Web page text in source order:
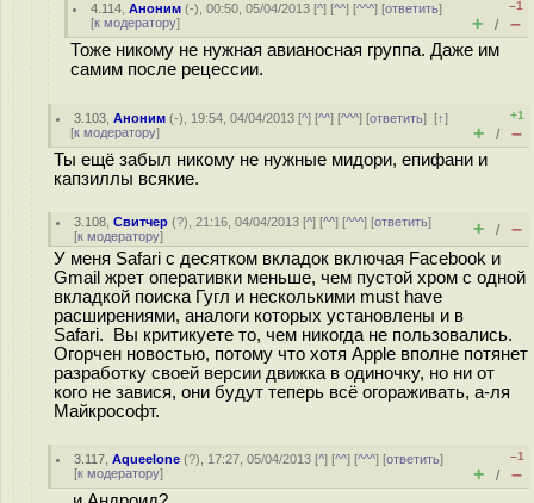
4.114 ,Аноним (-), 00:50, 05/04/2013 [^] [^^] [^^^] [ответить]
[к модератору]
–1
+ / –
Тоже никому не нужная авианосная группа. Даже им
самим после рецессии.
3.103 ,Аноним (-), 19:54, 04/04/2013 [^] [^^] [^^^] [ответить][↑]
[к модератору]
+1
+ / –
Ты ещё забыл никому не нужные мидори, епифани и
капзиллы всякие.
3.108 ,Свитчер (?), 21:16, 04/04/2013 [^] [^^] [^^^] [ответить]
[к модератору] + / –
У меня Safari с десятком вкладок включая Facebook и
Gmail жрет оперативки меньше, чем пустой хром с одной
вкладкой поиска Гугл и несколькими must have
расширениями, аналоги которых установлены и в
Safari. Вы критикуете то, чем никогда не пользовались.
Огорчен новостью, потому что хотя Apple вполне потянет
разработку своей версии движка в одиночку, но ни от
кого не завися, они будут теперь всё огораживать, а-ля
Майкрософт.
3.117 ,Aqueelone (?), 17:27, 05/04/2013 [^] [^^] [^^^] [ответить]
[к модератору]
–1
+ / –